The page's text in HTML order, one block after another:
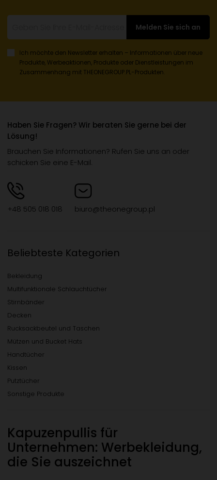
Melden Sie sich an
Ich möchte den Newsletter erhalten – Informationen über neue
Produkte, Werbeaktionen, Produkte oder Dienstleistungen im
Zusammenhang mit THEONEGROUP.PL-Produkten.
Haben Sie Fragen? Wir beraten Sie gerne bei der
Lösung!
Brauchen Sie Informationen? Rufen Sie uns an oder
schicken Sie eine E-Mail.
+48 505 018 018 biuro@theonegroup.pl
Beliebteste Kategorien
Bekleidung
Multifunktionale Schlauchtücher
Stirnbänder
Decken
Rucksackbeutel und Taschen
Mützen und Bucket Hats
Handtücher
Kissen
Putztücher
Sonstige Produkte
Kapuzenpullis für
Unternehmen: Werbekleidung,
die Sie auszeichnet